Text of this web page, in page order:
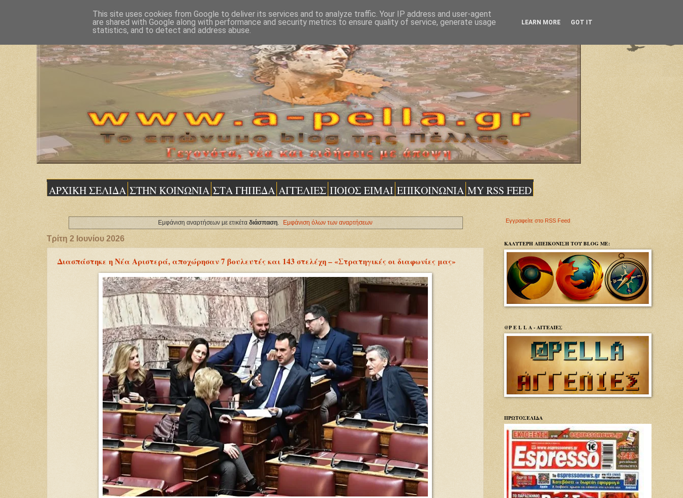
ΑΡΧΙΚΗ ΣΕΛΙΔΑ ΣΤΗΝ ΚΟΙΝΩΝΙΑ ΣΤΑ ΓΗΠΕΔΑ ΑΓΓΕΛΙΕΣ ΠΟΙΟΣ ΕΙΜΑΙ ΕΠΙΚΟΙΝΩΝΙΑ MY RSS FEED
Εμφάνιση αναρτήσεων με ετικέταδιάσπαση Εμφάνιση όλων των αναρτήσεων
Τρίτη 2 Ιουνίου 2026
Διασπάστηκε η Νέα Αριστερά, αποχώρησαν 7 βουλευτές και 143 στελέχη – «Στρατηγικές οι διαφωνίες μας»
Εγγραφείτε στο RSS Feed
ΚΑΛΥΤΕΡΗ ΑΠΕΙΚΟΝΙΣΗ ΤΟΥ BLOG ΜΕ:
@P E L L A - ΑΓΓΕΛΙΕΣ
ΠΡΩΤΟΣΕΛΙΔΑ
This site uses cookies from Google to deliver its services and to analyze traffic. Your IP address and user-agent
are shared with Google along with performance and security metrics to ensure quality of service, generate usage
statistics, and to detect and address abuse.
LEARN MORE GOT IT